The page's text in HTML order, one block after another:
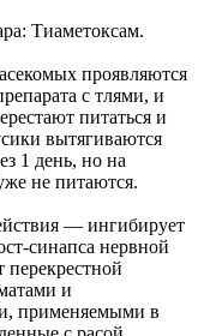
Тиаметоксам.
проявляются
с тлями, и
питаться и
вытягиваются
1 день, но на
не питаются.
— ингибирует
синапса нервной
и
применяемыми в